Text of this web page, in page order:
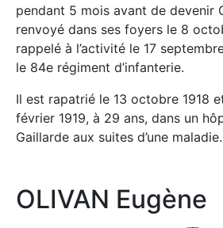
pendant 5 mois avant de devenir
renvoyé dans ses foyers le 8
rappelé à l’activité le 17
le 84e régiment d’infanterie.
Il est rapatrié le 13 octobre 1918
février 1919, à 29 ans, dans un
Gaillarde aux suites d’une maladie.
OLIVAN Eugène